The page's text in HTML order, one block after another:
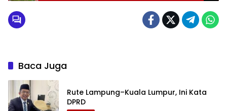
Baca Juga
Rute Lampung–Kuala Lumpur, Ini Kata
DPRD